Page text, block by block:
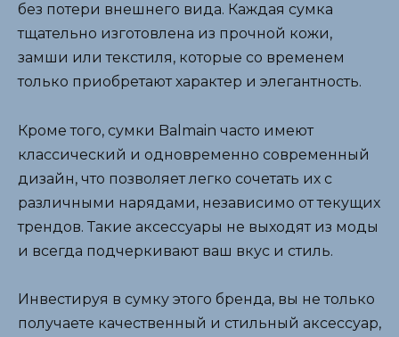
без потери внешнего вида. Каждая сумка
тщательно изготовлена из прочной кожи,
замши или текстиля, которые со временем
только приобретают характер и элегантность.
Кроме того, сумки Balmain часто имеют
классический и одновременно современный
дизайн, что позволяет легко сочетать их с
различными нарядами, независимо от текущих
трендов. Такие аксессуары не выходят из моды
и всегда подчеркивают ваш вкус и стиль.
Инвестируя в сумку этого бренда, вы не только
получаете качественный и стильный аксессуар,